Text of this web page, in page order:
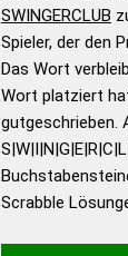
SWINGERCLUB
Spieler, der den
Das Wort
Wort platziert
gutgeschrieben.
Scrabble